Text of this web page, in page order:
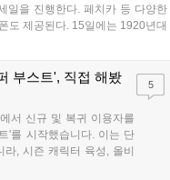
일을 진행한다. 페치카 등 다양한
도 제공된다. 15일에는 1920년대
며, 15일부터 17일까지는 국내
부스트', 직접 해봤
서 신규 및 복귀 이용자를
'를 시작했습니다. 이는 단
, 시즌 캐릭터 육성, 올비
행 등 4단계 과정을 통해
5